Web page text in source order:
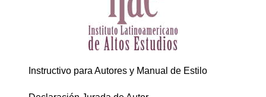
Instructivo para Autores y Manual de Estilo